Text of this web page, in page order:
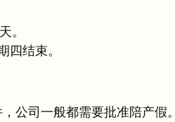
。
结束。
公司一般都需要批准陪产假。